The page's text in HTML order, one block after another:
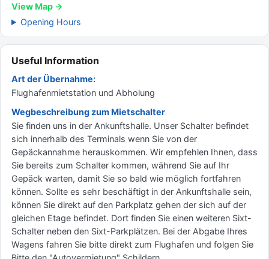
View Map →
Opening Hours
Useful Information
Art der Übernahme:
Flughafenmietstation und Abholung
Wegbeschreibung zum Mietschalter
Sie finden uns in der Ankunftshalle. Unser Schalter befindet
sich innerhalb des Terminals wenn Sie von der
Gepäckannahme herauskommen. Wir empfehlen Ihnen, dass
Sie bereits zum Schalter kommen, während Sie auf Ihr
Gepäck warten, damit Sie so bald wie möglich fortfahren
können. Sollte es sehr beschäftigt in der Ankunftshalle sein,
können Sie direkt auf den Parkplatz gehen der sich auf der
gleichen Etage befindet. Dort finden Sie einen weiteren Sixt-
Schalter neben den Sixt-Parkplätzen. Bei der Abgabe Ihres
Wagens fahren Sie bitte direkt zum Flughafen und folgen Sie